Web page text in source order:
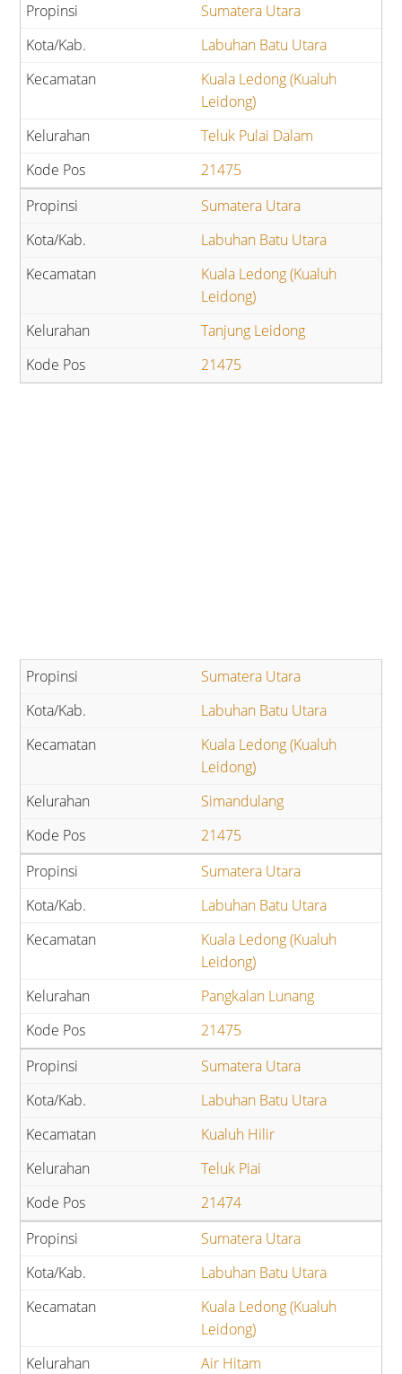
Sumatera Utara
Labuhan Batu Utara
Kuala Ledong (Kualuh
Leidong)
Teluk Pulai Dalam
21475
Sumatera Utara
Labuhan Batu Utara
Kuala Ledong (Kualuh
Leidong)
Tanjung Leidong
21475
Sumatera Utara
Labuhan Batu Utara
Kuala Ledong (Kualuh
Leidong)
Simandulang
21475
Sumatera Utara
Labuhan Batu Utara
Kuala Ledong (Kualuh
Leidong)
Pangkalan Lunang
21475
Sumatera Utara
Labuhan Batu Utara
Kualuh Hilir
Teluk Piai
21474
Sumatera Utara
Labuhan Batu Utara
Kuala Ledong (Kualuh
Leidong)
Air Hitam